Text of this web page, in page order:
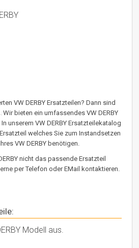
VW DERBY Ersatzteilen? Dann sind
bieten ein umfassendes VW DERBY
unserem VW DERBY Ersatzteilekatalog
welches Sie zum Instandsetzen
VW DERBY benötigen.
nicht das passende Ersatzteil
per Telefon oder EMail kontaktieren.
Modell aus.